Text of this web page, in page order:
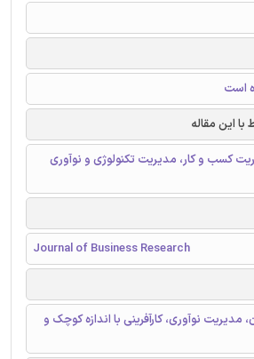
است
این مقاله
کسب و کار، مدیریت تکنولوژی و نوآوری
Journal of Business Research
مدیریت نوآوری، کارآفرینی با اندازه کوچک و